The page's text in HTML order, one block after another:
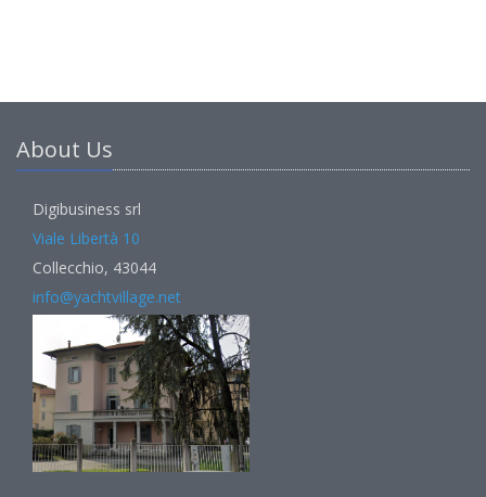
About Us
Digibusiness srl
Viale Libertà 10
Collecchio, 43044
info@yachtvillage.net